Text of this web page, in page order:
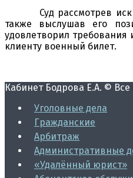
Суд рассмотрев иск и
также выслушав его
удовлетворил требования
клиенту военный билет.
Кабинет Бодрова Е.А. ©
Уголовные дела
Гражданские
Арбитраж
Административные
«Удалённый юрист»